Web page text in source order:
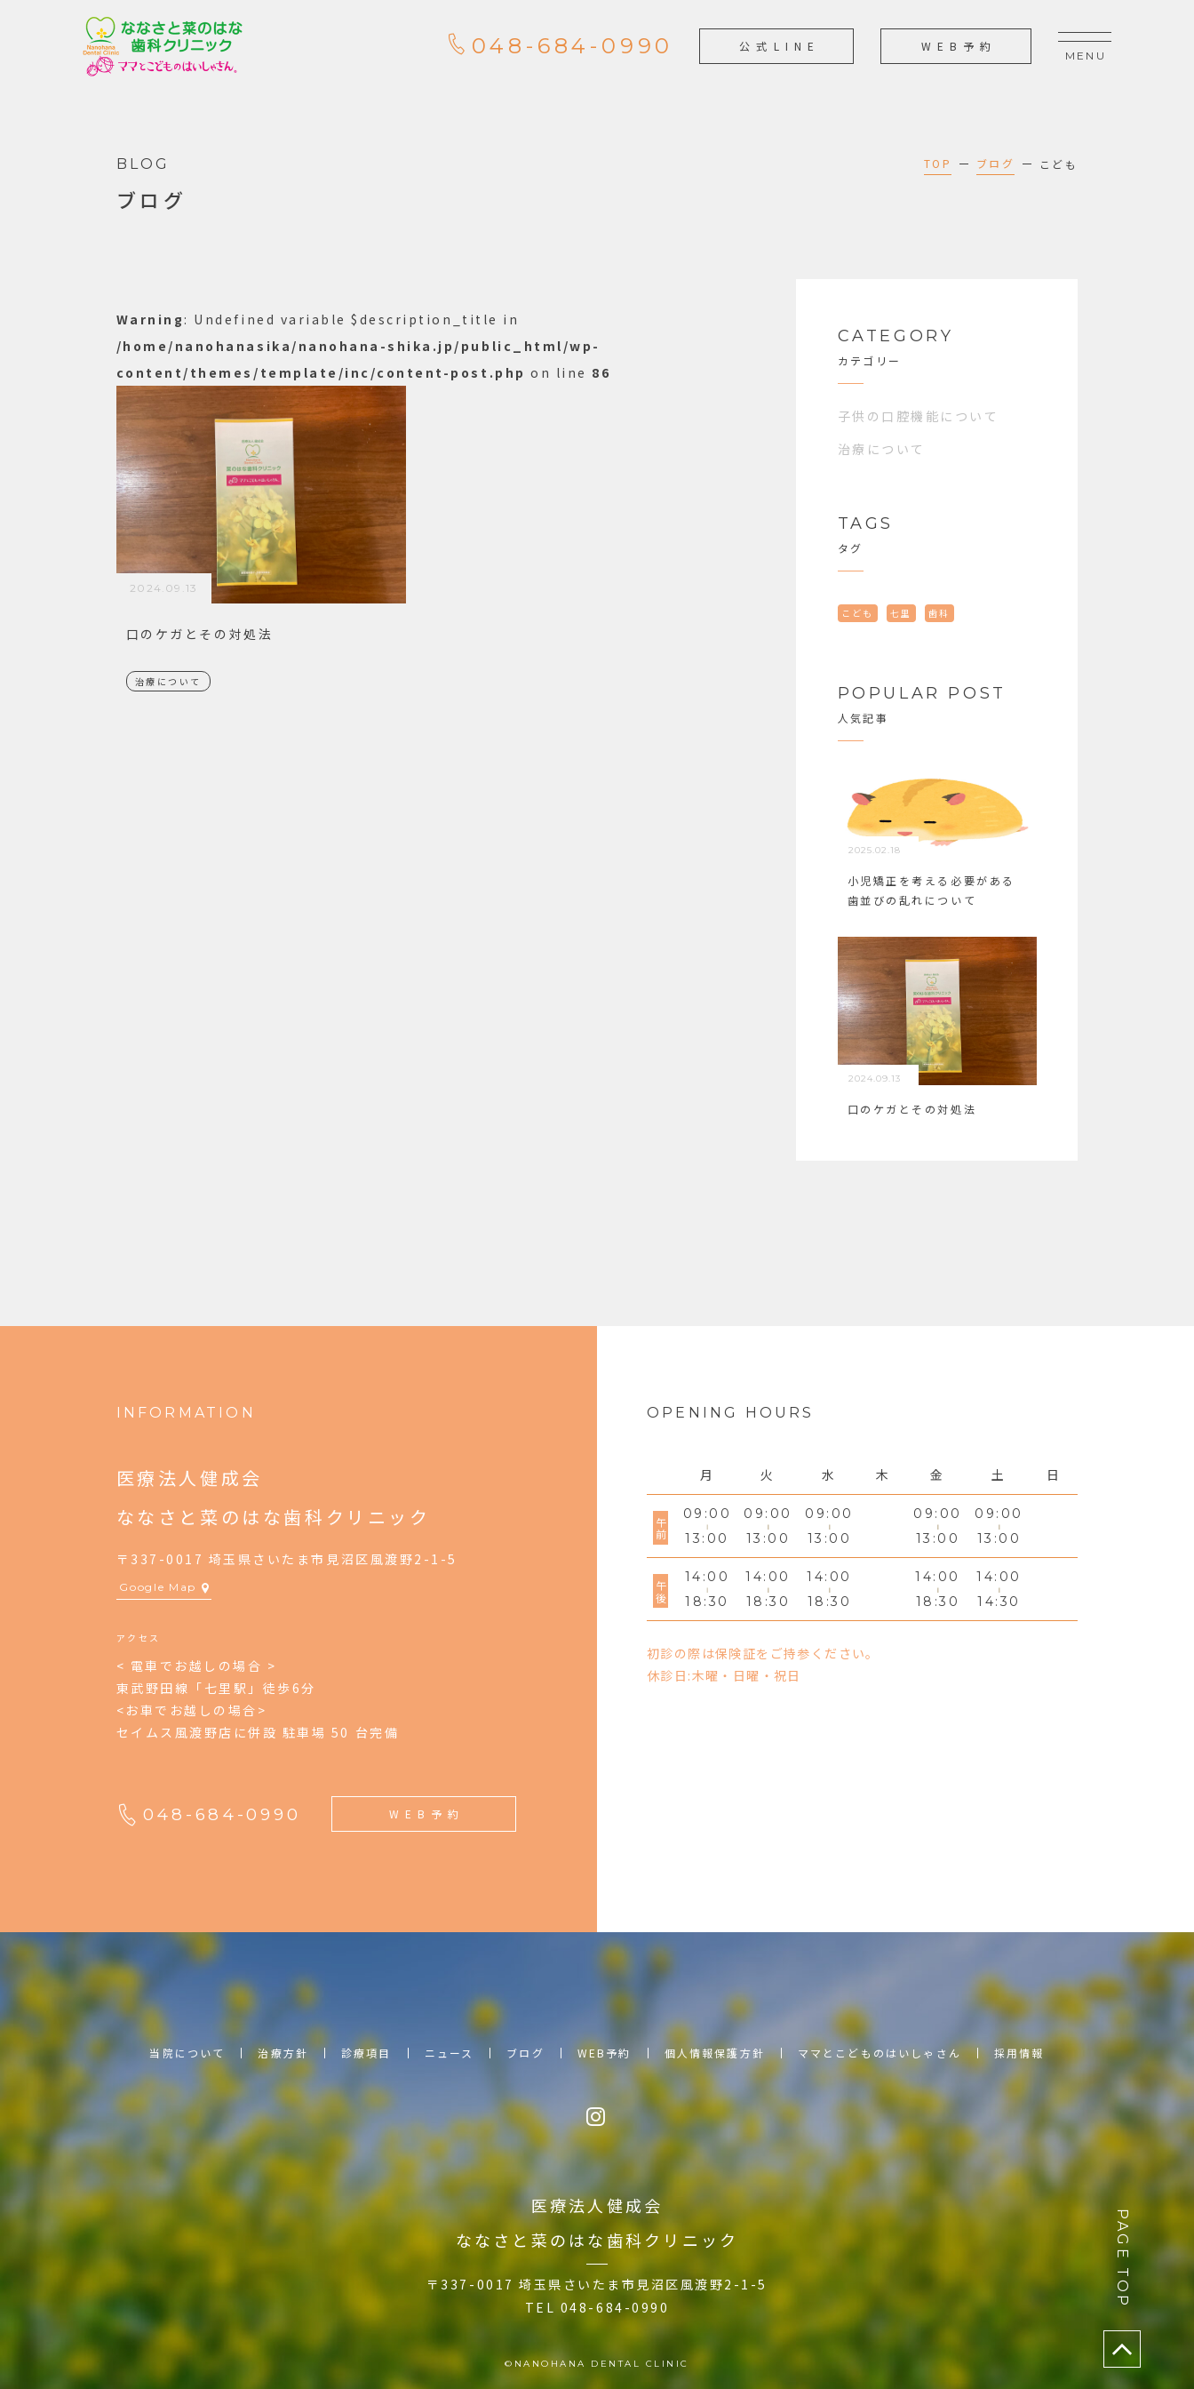
048-684-0990 公式LINE WEB予約
BLOG
ブログ
TOP ブログ こども
Warning : Undefined variable $description_title in
/home/nanohanasika/nanohana-shika.jp/public_html/wp-
content/themes/template/inc/content-post.php on line 86
2024.09.13
口のケガとその対処法
治療について
CATEGORY
カテゴリー
子供の口腔機能について
治療について
TAGS
タグ
こども 七里 歯科
POPULAR POST
人気記事
2025.02.18
小児矯正を考える必要がある
歯並びの乱れについて
2024.09.13
口のケガとその対処法
INFORMATION
医療法人健成会
ななさと菜のはな歯科クリニック
〒337-0017 埼玉県さいたま市見沼区風渡野2-1-5
Google Map
アクセス
< 電車でお越しの場合 >
東武野田線「七里駅」徒歩6分
<お車でお越しの場合>
セイムス風渡野店に併設 駐車場 50 台完備
048-684-0990 WEB予約
OPENING HOURS
月 火 水 木 金 土 日
午前
09:00
13:00
09:00
13:00
09:00
13:00
09:00
13:00
09:00
13:00
午後
14:00
18:30
14:00
18:30
14:00
18:30
14:00
18:30
14:00
14:30
初診の際は保険証をご持参ください。
休診日:木曜・日曜・祝日
当院について 治療方針 診療項目 ニュース ブログ WEB予約 個人情報保護方針 ママとこどものはいしゃさん 採用情報
医療法人健成会
ななさと菜のはな歯科クリニック
〒337-0017 埼玉県さいたま市見沼区風渡野2-1-5
TEL 048-684-0990 PAGE TOP
©︎NANOHANA DENTAL CLINIC